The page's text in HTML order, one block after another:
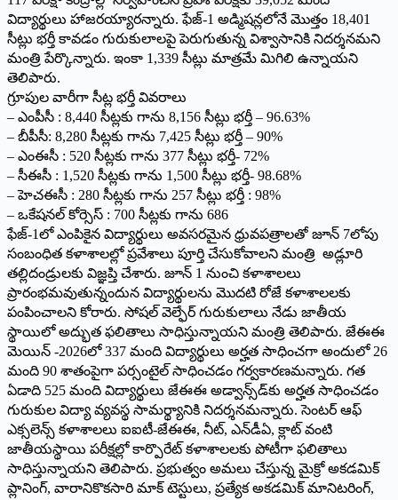
విద్యార్థులు హాజరయ్యారన్నారు. ఫేజ్-1 అడ్మిషన్లలోనే మొత్తం 18,401
సీట్లు భర్తీ కావడం గురుకులాలపై పెరుగుతున్న విశ్వాసానికి నిదర్శనమని
మంత్రి పేర్కొన్నారు. ఇంకా 1,339 సీట్లు మాత్రమే మిగిలి ఉన్నాయని
తెలిపారు.
గ్రూపుల వారీగా సీట్ల భర్తీ వివరాలు
– ఎంపీసీ : 8,440 సీట్లకు గాను 8,156 సీట్లు భర్తీ – 96.63%
– బీపీసీ: 8,280 సీట్లకు గాను 7,425 సీట్లు భర్తీ – 90%
– ఎంఈసీ : 520 సీట్లకు గాను 377 సీట్లు భర్తీ- 72%
– సీఈసీ : 1,520 సీట్లకు గాను 1,500 సీట్లు భర్తీ- 98.68%
– హెచఈసీ : 280 సీట్లకు గాను 257 సీట్లు భర్తీ : 98%
– ఒకేషనల్ కోర్సెస్ : 700 సీట్లకు గాను 686
ఫేజ్-1లో ఎంపికైన విద్యార్థులు అవసరమైన ధ్రువపత్రాలతో జూన్ 7లోపు
సంబంధిత కళాశాలల్లో ప్రవేశాలు పూర్తి చేసుకోవాలని మంత్రి అడ్లూరి
తల్లిదండ్రులకు విజ్ఞప్తి చేశారు. జూన్ 1 నుంచి కళాశాలలు
ప్రారంభమవుతున్నందున విద్యార్థులను మొదటి రోజే కళాశాలలకు
పంపించాలని కోరారు. సోషల్ వెల్ఫేర్ గురుకులాలు నేడు జాతీయ
స్థాయిలో అద్భుత ఫలితాలు సాధిస్తున్నాయని మంత్రి తెలిపారు. జేఈఈ
మెయిన్ -2026లో 337 మంది విద్యార్థులు అర్హత సాధించగా అందులో 26
మంది 90 శాతంపైగా పర్సంటైల్ సాధించడం గర్వకారణమన్నారు. గత
ఏడాది 525 మంది విద్యార్థులు జేఈఈ అడ్వాన్స్‌డ్‌కు అర్హత సాధించడం
గురుకుల విద్యా వ్యవస్థ సామర్థ్యానికి నిదర్శనమన్నారు. సెంటర్ ఆఫ్
ఎక్సలెన్స్ కళాశాలలు ఐఐటీ-జేఈఈ, నీట్, ఎన్‌డీఏ, క్లాట్ వంటి
జాతీయస్థాయి పరీక్షల్లో కార్పొరేట్ కళాశాలలకు పోటీగా ఫలితాలు
సాధిస్తున్నాయని తెలిపారు. ప్రభుత్వం అమలు చేస్తున్న మైక్రో అకడమిక్
ప్లానింగ్, వారానికొకసారి మాక్ టెస్టులు, ప్రత్యేక అకడమిక్ మానిటరింగ్,